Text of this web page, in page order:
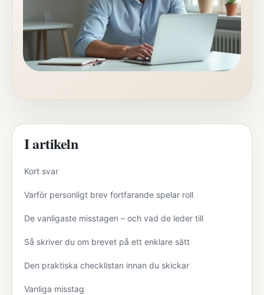
I artikeln
Kort svar
Varför personligt brev fortfarande spelar roll
De vanligaste misstagen – och vad de leder till
Så skriver du om brevet på ett enklare sätt
Den praktiska checklistan innan du skickar
Vanliga misstag